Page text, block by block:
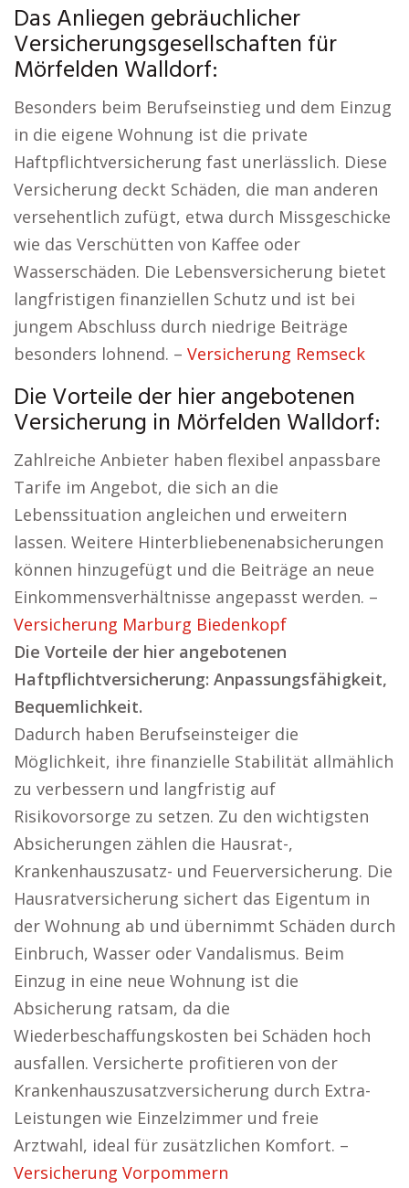
Das Anliegen gebräuchlicher
Versicherungsgesellschaften für
Mörfelden Walldorf:
Besonders beim Berufseinstieg und dem Einzug
in die eigene Wohnung ist die private
Haftpflichtversicherung fast unerlässlich. Diese
Versicherung deckt Schäden, die man anderen
versehentlich zufügt, etwa durch Missgeschicke
wie das Verschütten von Kaffee oder
Wasserschäden. Die Lebensversicherung bietet
langfristigen finanziellen Schutz und ist bei
jungem Abschluss durch niedrige Beiträge
besonders lohnend. – Versicherung Remseck
Die Vorteile der hier angebotenen
Versicherung in Mörfelden Walldorf:
Zahlreiche Anbieter haben flexibel anpassbare
Tarife im Angebot, die sich an die
Lebenssituation angleichen und erweitern
lassen. Weitere Hinterbliebenenabsicherungen
können hinzugefügt und die Beiträge an neue
Einkommensverhältnisse angepasst werden. –
Versicherung Marburg Biedenkopf
Die Vorteile der hier angebotenen
Haftpflichtversicherung: Anpassungsfähigkeit,
Bequemlichkeit.
Dadurch haben Berufseinsteiger die
Möglichkeit, ihre finanzielle Stabilität allmählich
zu verbessern und langfristig auf
Risikovorsorge zu setzen. Zu den wichtigsten
Absicherungen zählen die Hausrat-,
Krankenhauszusatz- und Feuerversicherung. Die
Hausratversicherung sichert das Eigentum in
der Wohnung ab und übernimmt Schäden durch
Einbruch, Wasser oder Vandalismus. Beim
Einzug in eine neue Wohnung ist die
Absicherung ratsam, da die
Wiederbeschaffungskosten bei Schäden hoch
ausfallen. Versicherte profitieren von der
Krankenhauszusatzversicherung durch Extra-
Leistungen wie Einzelzimmer und freie
Arztwahl, ideal für zusätzlichen Komfort. –
Versicherung Vorpommern